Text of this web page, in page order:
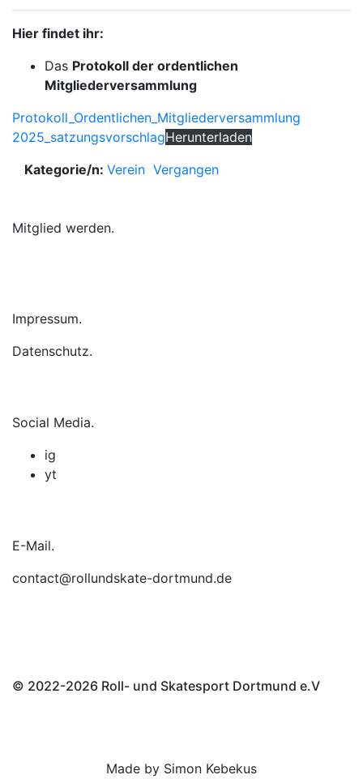
Hier findet ihr:
Das Protokoll der ordentlichen
Mitgliederversammlung
Protokoll_Ordentlichen_Mitgliederversammlung
2025_satzungsvorschlagHerunterladen
Kategorie/n: Verein Vergangen
Mitglied werden.
Impressum.
Datenschutz.
Social Media.
ig
yt
E-Mail.
contact@rollundskate-dortmund.de
© 2022-2026 Roll- und Skatesport Dortmund e.V
Made by Simon Kebekus